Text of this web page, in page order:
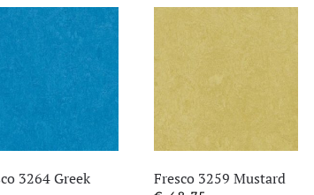
3264 Greek
Fresco 3259 Mustard